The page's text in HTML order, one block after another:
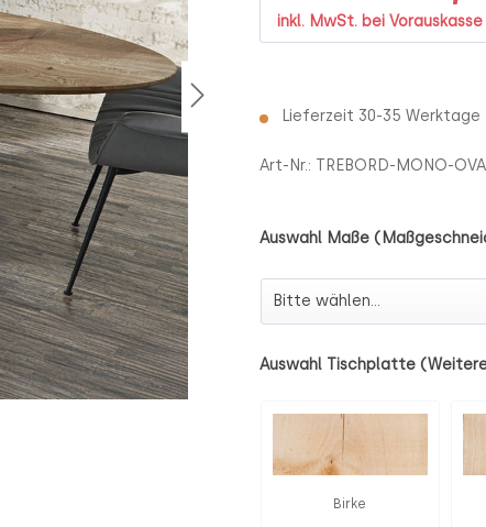
inkl. MwSt. bei Vorauskasse
Lieferzeit 30-35 Werktage
Art-Nr.: TREBORD-MONO-
Auswahl Maße
Auswahl Maße
Auswahl Tischplatte
Birke